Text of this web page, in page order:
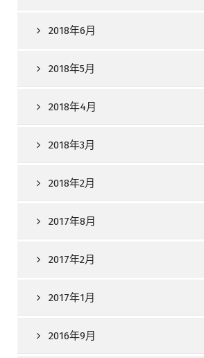
2018年6月
2018年5月
2018年4月
2018年3月
2018年2月
2017年8月
2017年2月
2017年1月
2016年9月